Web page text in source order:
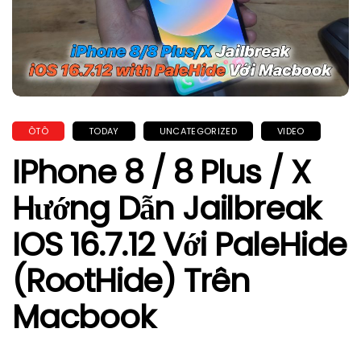
ÔTÔ TODAY UNCATEGORIZED VIDEO
IPhone 8 / 8 Plus / X
Hướng Dẫn Jailbreak
IOS 16.7.12 Với PaleHide
(RootHide) Trên
Macbook